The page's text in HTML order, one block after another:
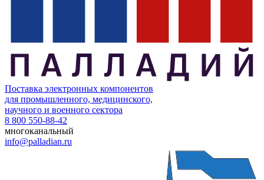
Поставка электронных компонентов
для промышленного, медицинского,
научного и военного сектора
8 800 550-88-42
многоканальный
info@palladian.ru